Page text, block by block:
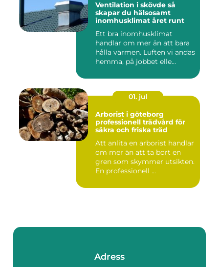
Ventilation i skövde så
skapar du hälsosamt
inomhusklimat året runt
Ett bra inomhusklimat
handlar om mer än att bara
hålla värmen. Luften vi andas
hemma, på jobbet elle...
01. jul
Arborist i göteborg
professionell trädvård för
säkra och friska träd
Att anlita en arborist handlar
om mer än att ta bort en
gren som skymmer utsikten.
En professionell ...
Adress